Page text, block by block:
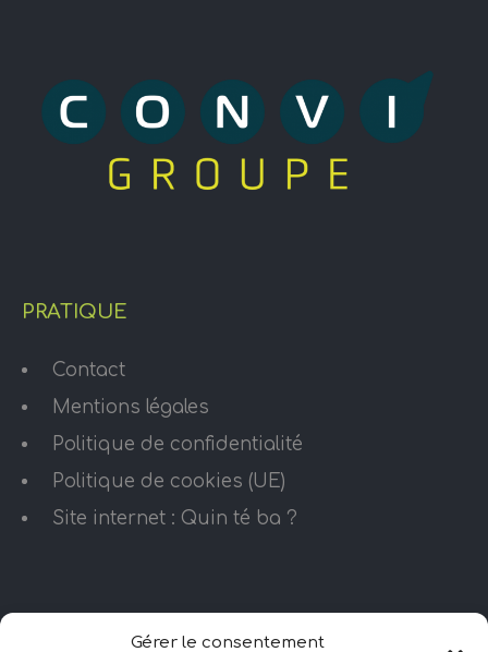
Gérer le consentement
PRATIQUE
Contact
Mentions légales
Politique de confidentialité
Politique de cookies (UE)
Site internet : Quin té ba ?